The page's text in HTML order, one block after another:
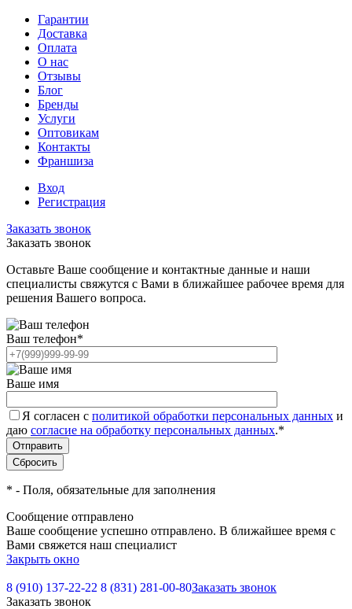
Гарантии
Доставка
Оплата
О нас
Отзывы
Блог
Бренды
Услуги
Оптовикам
Контакты
Франшиза
Вход
Регистрация
Заказать звонок
Заказать звонок
Оставьте Ваше сообщение и контактные данные и наши
специалисты свяжутся с Вами в ближайшее рабочее время для
решения Вашего вопроса.
Ваш телефон*
Ваше имя
Я согласен с политикой обработки персональных данных и
даю согласие на обработку персональных данных.*
* - Поля, обязательные для заполнения
Сообщение отправлено
Ваше сообщение успешно отправлено. В ближайшее время с
Вами свяжется наш специалист
Закрыть окно
8 (910) 137-22-22 8 (831) 281-00-80Заказать звонок
Заказать звонок